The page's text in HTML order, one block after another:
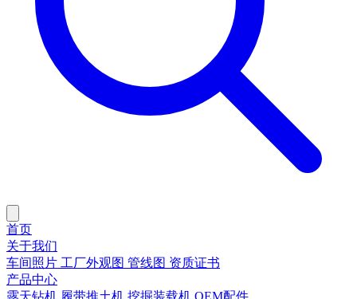
首页
关于我们
车间照片 工厂外观图 管线图 资质证书
产品中心
露天钻机 履带推土机 挖掘装载机 OEM配件